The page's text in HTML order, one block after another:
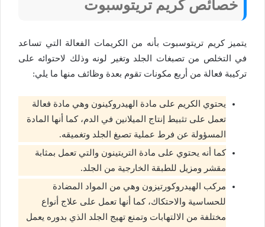
خصائص كريم تريتوسبوت
يتميز كريم تريتوسبوت بأنه من الكريمات الفعالة التي تساعد
في التخلص من تصبغات الجلد وتغير لونه وذلك لاحتوائه على
تركيبة فعالة من أربع مكونات تقوم بعدة وظائف منها ما يلي:
يحتوي الكريم على مادة الهيدروكينون وهي مادة فعالة
تعمل على تثبيط إنتاج الميلانين في الدم، كما أنها المادة
المسؤولة عن فرط عملية تصبغ الجلد وتغميقه.
كما أنه يحتوي على مادة التريتينون والتي تعمل بمثابة
مقشر ومزيل للطبقة الخارجية من الجلد.
مركب الهيدروكورتيزون وهي من المواد المضادة
للحساسية والاحتكاك، كما أنها تعمل على علاج أنواع
مختلفة من الالتهابات وتمنع تهيج الجلد الذي بدوره يعمل